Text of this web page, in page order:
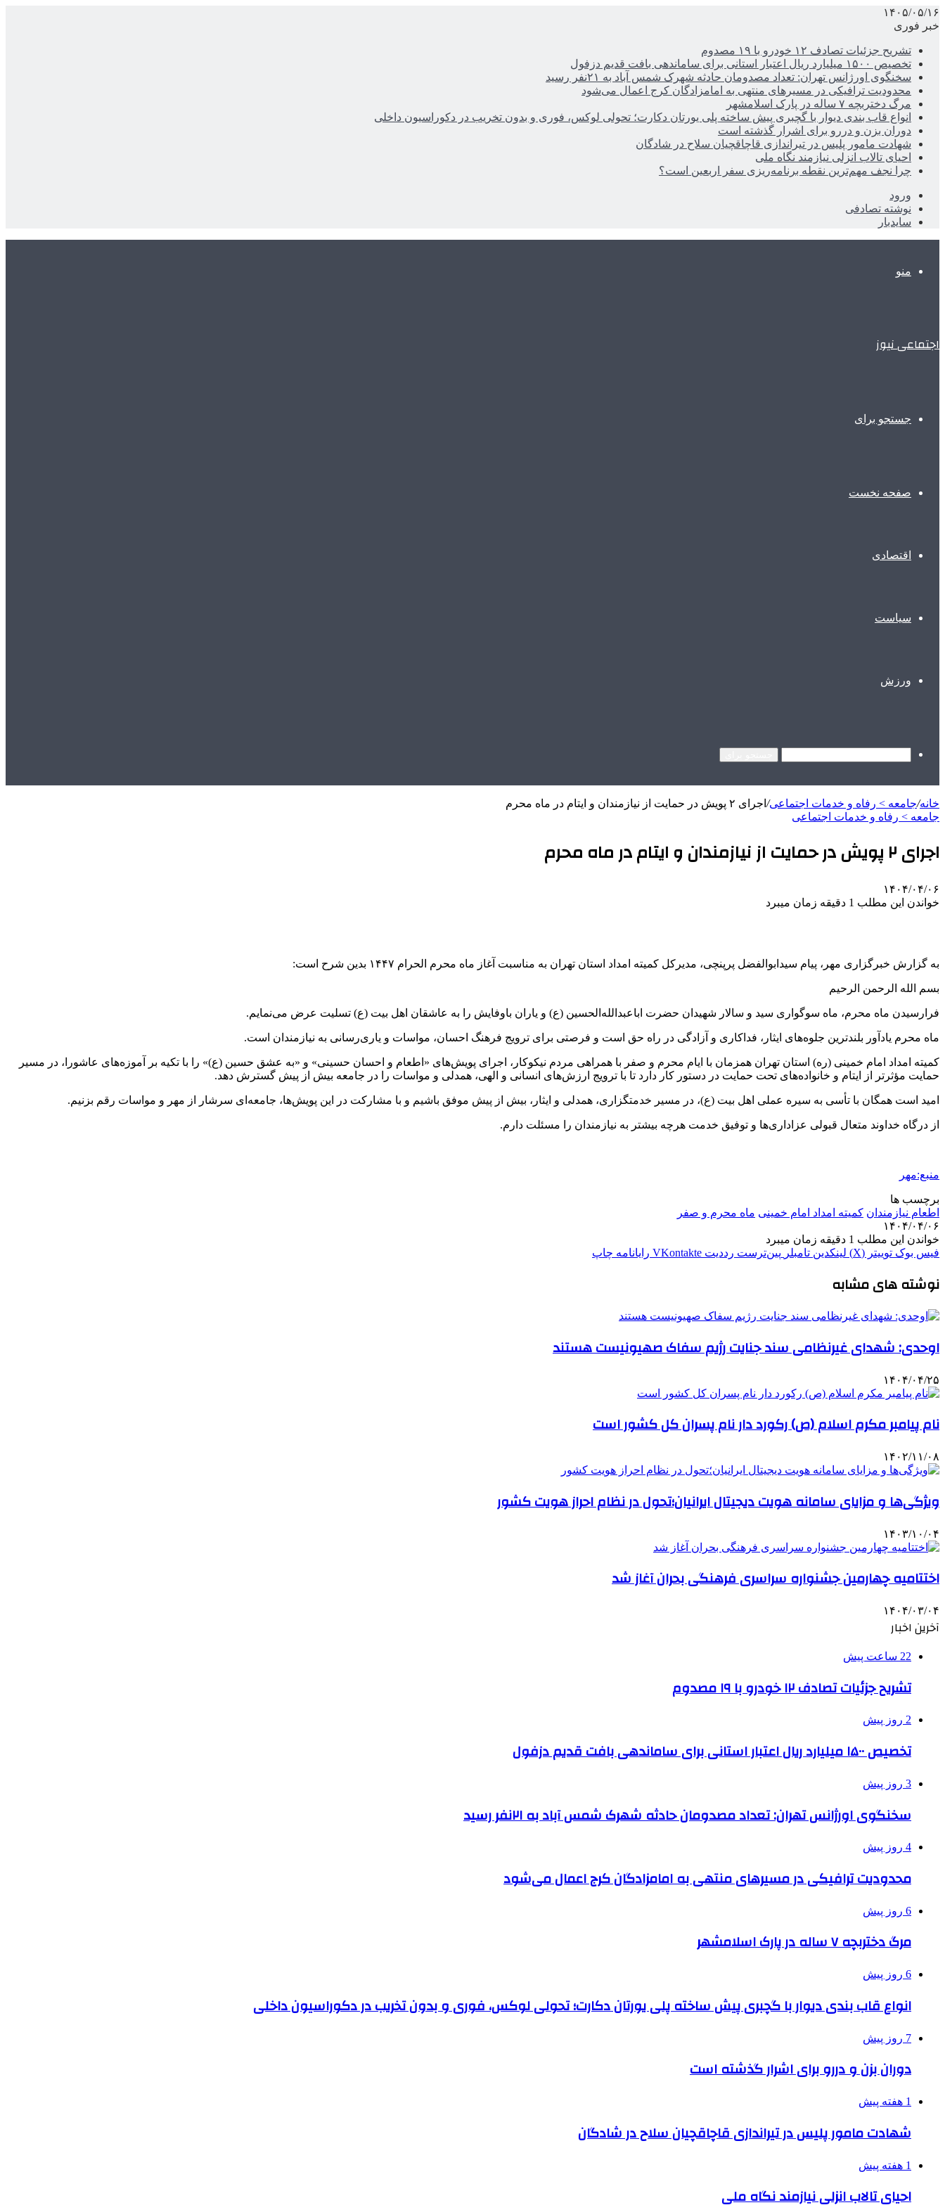
۱۴۰۵/۰۵/۱۶
خبر فوری
تشریح جزئیات تصادف ۱۲ خودرو با ۱۹ مصدوم
تخصیص ۱۵۰۰ میلیارد ریال اعتبار استانی برای ساماندهی بافت قدیم دزفول
سخنگوی اورژانس تهران: تعداد مصدومان حادثه شهرک شمس آباد به ۲۱نفر رسید
محدودیت ترافیکی در مسیرهای منتهی به امامزادگان کرج اعمال می‌شود
مرگ دختربچه ۷ ساله در پارک اسلامشهر
انواع قاب بندی دیوار با گچبری پیش ساخته پلی یورتان دکارت؛ تحولی لوکس، فوری و بدون تخریب در دکوراسیون داخلی
دوران بزن و دررو برای اشرار گذشته است
شهادت مامور پلیس در تیراندازی قاچاقچیان سلاح در شادگان
احیای تالاب انزلی نیازمند نگاه ملی
چرا نجف مهم‌ترین نقطه برنامه‌ریزی سفر اربعین است؟
ورود
نوشته تصادفی
سایدبار
منو
اجتماعی نیوز
جستجو برای
صفحه نخست
اقتصادی
سیاست
ورزش
خانه/جامعه > رفاه و خدمات اجتماعی/ اجرای ۲ پویش‌ در حمایت از نیازمندان و ایتام در ماه محرم
جامعه > رفاه و خدمات اجتماعی
اجرای ۲ پویش‌ در حمایت از نیازمندان و ایتام در ماه محرم
۱۴۰۴/۰۴/۰۶
خواندن این مطلب 1 دقیقه زمان میبرد
به گزارش خبرگزاری مهر، پیام سیدابوالفضل پرپنچی، مدیرکل کمیته امداد استان تهران به مناسبت آغاز ماه محرم الحرام
بسم الله الرحمن الرحیم
فرارسیدن ماه محرم، ماه سوگواری سید و سالار شهیدان حضرت اباعبدالله‌الحسین (ع) و یاران باوفایش را به عاشقان اهل بیت (ع) تسلیت عرض می‌نمایم.
ماه محرم یادآور بلندترین جلوه‌های ایثار، فداکاری و آزادگی در راه حق است و فرصتی برای ترویج فرهنگ احسان، مواسات و یاری‌رسانی به نیازمندان است.
کمیته امداد امام خمینی (ره) استان تهران همزمان با ایام محرم و صفر با همراهی مردم نیکوکار، اجرای پویش‌های «اطعام و احسان حسینی» و «به عشق حسین (ع)» را با تکیه بر آموزه‌های عاشورا، در مسیر
حمایت مؤثرتر از ایتام و خانواده‌های تحت حمایت در دستور کار دارد تا با ترویج ارزش‌های انسانی و الهی، همدلی و مواسات را در جامعه بیش از پیش گسترش دهد.
امید است همگان با تأسی به سیره عملی اهل بیت (ع)، در مسیر خدمتگزاری، همدلی و ایثار، بیش از پیش موفق باشیم و با مشارکت در این پویش‌ها، جامعه‌ای سرشار از مهر و مواسات رقم بزنیم.
از درگاه خداوند متعال قبولی عزاداری‌ها و توفیق خدمت هرچه بیشتر به نیازمندان را مسئلت دارم.
منبع:مهر
برچسب ها
اطعام نیازمندان کمیته امداد امام خمینی ماه محرم و صفر
۱۴۰۴/۰۴/۰۶
خواندن این مطلب 1 دقیقه زمان میبرد
فیس بوک توییتر (X) لینکدین ‫تامبلر ‫پین‌ترست ‫رددیت ‫VKontakte رایانامه چاپ
نوشته های مشابه
اوحدی: شهدای غیرنظامی سند جنایت رژیم سفاک صهیونیست هستند
۱۴۰۴/۰۴/۲۵
نام پیامبر مکرم اسلام (ص) رکورد دار نام پسران کل کشور است
۱۴۰۲/۱۱/۰۸
ویژگی‌ها و مزایای سامانه هویت دیجیتال ایرانیان؛تحول در نظام احراز هویت کشور
۱۴۰۳/۱۰/۰۴
اختتامیه چهارمین جشنواره سراسری فرهنگی بحران آغاز شد
۱۴۰۴/۰۳/۰۴
آخرین اخبار
22 ساعت پیش
تشریح جزئیات تصادف ۱۲ خودرو با ۱۹ مصدوم
2 روز پیش
تخصیص ۱۵۰۰ میلیارد ریال اعتبار استانی برای ساماندهی بافت قدیم دزفول
3 روز پیش
سخنگوی اورژانس تهران: تعداد مصدومان حادثه شهرک شمس آباد به ۲۱نفر رسید
4 روز پیش
محدودیت ترافیکی در مسیرهای منتهی به امامزادگان کرج اعمال می‌شود
6 روز پیش
مرگ دختربچه ۷ ساله در پارک اسلامشهر
6 روز پیش
انواع قاب بندی دیوار با گچبری پیش ساخته پلی یورتان دکارت؛ تحولی لوکس، فوری و بدون تخریب در دکوراسیون داخلی
7 روز پیش
دوران بزن و دررو برای اشرار گذشته است
1 هفته پیش
شهادت مامور پلیس در تیراندازی قاچاقچیان سلاح در شادگان
1 هفته پیش
احیای تالاب انزلی نیازمند نگاه ملی